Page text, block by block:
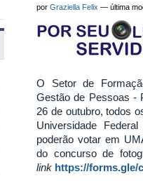
porGraziella Felix —última
O Setor de
Gestão de Pessoas -
26 de outubro, todos
Universidade
poderão votar em
do concurso de
link https://forms.gle/